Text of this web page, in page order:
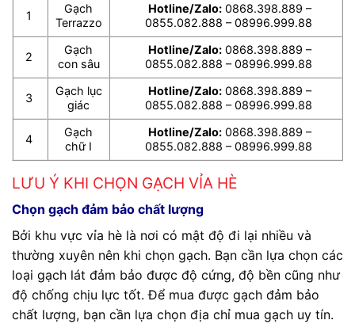
1
Gạch
Terrazzo
Hotline/Zalo: 0868.398.889 –
0855.082.888 – 08996.999.88
2
Gạch
con sâu
Hotline/Zalo: 0868.398.889 –
0855.082.888 – 08996.999.88
3
Gạch lục
giác
Hotline/Zalo: 0868.398.889 –
0855.082.888 – 08996.999.88
4
Gạch
chữ I
Hotline/Zalo: 0868.398.889 –
0855.082.888 – 08996.999.88
LƯU Ý KHI CHỌN GẠCH VỈA HÈ
Chọn gạch đảm bảo chất lượng
Bởi khu vực vỉa hè là nơi có mật độ đi lại nhiều và
thường xuyên nên khi chọn gạch. Bạn cần lựa chọn các
loại gạch lát đảm bảo được độ cứng, độ bền cũng như
độ chống chịu lực tốt. Để mua được gạch đảm bảo
chất lượng, bạn cần lựa chọn địa chỉ mua gạch uy tín.